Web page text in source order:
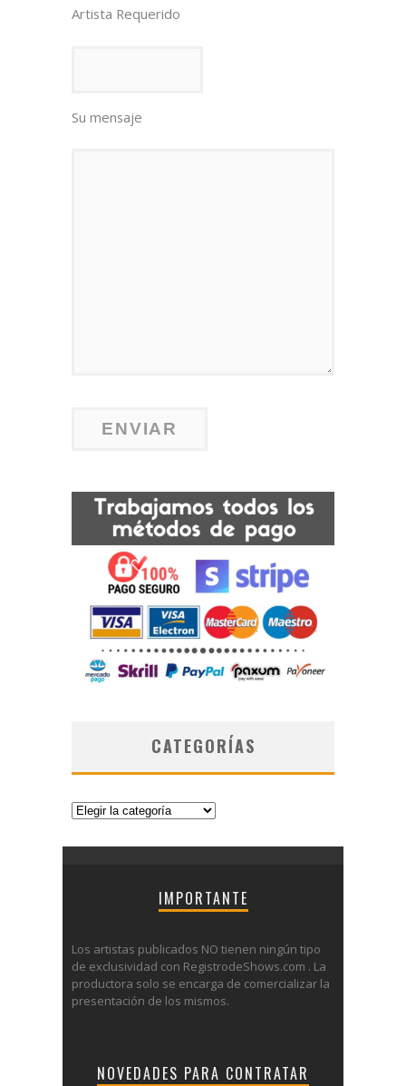
Artista Requerido
Su mensaje
CATEGORÍAS
Categorías
IMPORTANTE
Los artistas publicados NO tienen ningún tipo
de exclusividad con RegistrodeShows.com . La
productora solo se encarga de comercializar la
presentación de los mismos.
NOVEDADES PARA CONTRATAR